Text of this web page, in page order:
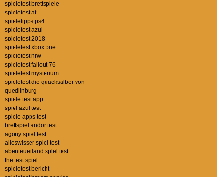
spieletest brettspiele
spieletest at
spieletipps ps4
spieletest azul
spieletest 2018
spieletest xbox one
spieletest nrw
spieletest fallout 76
spieletest mysterium
spieletest die quacksalber von
quedlinburg
spiele test app
spiel azul test
spiele apps test
brettspiel andor test
agony spiel test
alleswisser spiel test
abenteuerland spiel test
the test spiel
spieletest bericht